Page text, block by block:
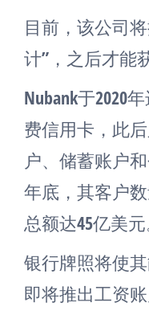
目前，该公司
计”，之后才能
Nubank于2020
费信用卡，此
户、储蓄账户
年底，其客户
总额达45亿美元
银行牌照将使
即将推出工资账